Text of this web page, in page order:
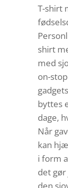
T-shirt
shirt
med
on-
byttes
dage,
Når
kan
i form
det gør